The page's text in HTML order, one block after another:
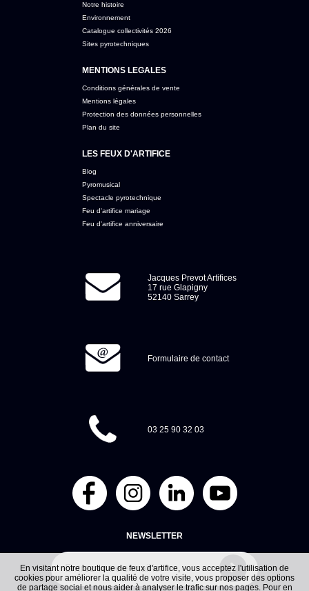
Notre histoire
Environnement
Catalogue collectivités 2026
Sites pyrotechniques
MENTIONS LEGALES
Conditions générales de vente
Mentions légales
Protection des données personnelles
Plan du site
LES FEUX D'ARTIFICE
Blog
Pyromusical
Spectacle pyrotechnique
Feu d'artifice mariage
Feu d'artifice anniversaire
Jacques Prevot Artifices
17 rue Glapigny
52140 Sarrey
Formulaire de contact
03 25 90 32 03
NEWSLETTER
En visitant notre boutique de feux d'artifice, vous acceptez l'utilisation de
cookies pour améliorer la qualité de votre visite, vous proposer des options
de partage social et nous aider à analyser le trafic sur nos pages. Pour en